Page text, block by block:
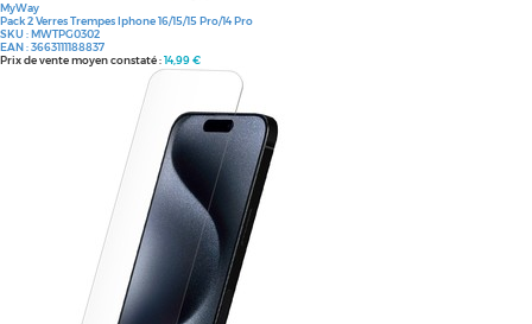
MyWay
Pack 2 Verres Trempes Iphone 16/15/15 Pro/14 Pro
SKU :MWTPG0302
EAN :3663111188837
Prix de vente moyen constaté :14,99 €